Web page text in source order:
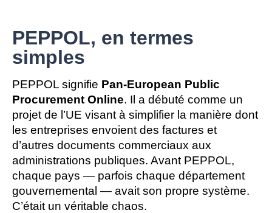
PEPPOL, en termes
simples
PEPPOL signifie Pan-European Public
Procurement Online. Il a débuté comme un
projet de l’UE visant à simplifier la manière dont
les entreprises envoient des factures et
d’autres documents commerciaux aux
administrations publiques. Avant PEPPOL,
chaque pays — parfois chaque département
gouvernemental — avait son propre système.
C’était un véritable chaos.